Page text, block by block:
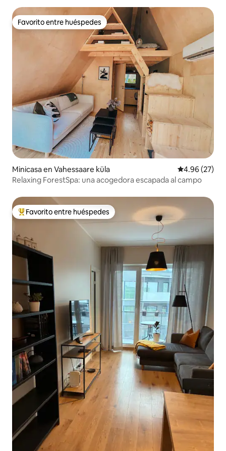
Favorito entre huéspedes
Favorito entre huéspedes
Minicasa en Vahessaare küla Calificación
4.96 (27)
Relaxing ForestSpa: una acogedora escapada al campo
Favorito entre huéspedes preferido
Favorito entre huéspedes